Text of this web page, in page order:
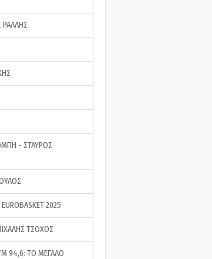
ΡΑΛΛΗΣ
- ΣΤΑΥΡΟΣ
2025
ΤΣΟΧΟΣ
94,6: ΤΟ ΜΕΓΑΛΟ